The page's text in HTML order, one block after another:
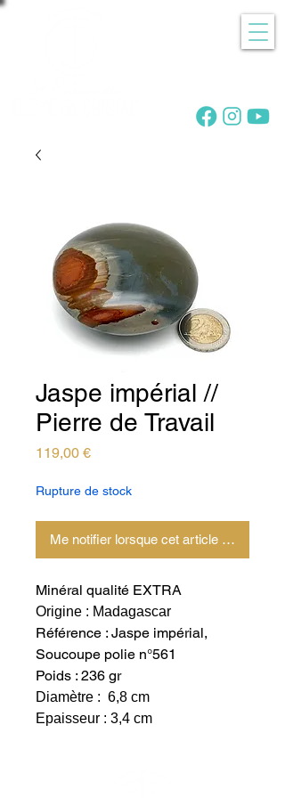
Jaspe impérial //
Pierre de Travail
119,00 €Prix
Rupture de stock
Me notifier lorsque cet article est
Minéral qualité EXTRA
Origine : Madagascar
Référence : Jaspe impérial,
Soucoupe polie n°561
Poids : 236 gr
Diamètre : 6,8 cm
Epaisseur : 3,4 cm